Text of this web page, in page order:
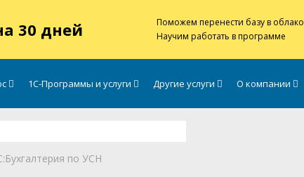
30 дней
Поможем перенести базу в облако
Научим работать в программе
1С-Программы и услуги Другие услуги О компании
по УСН